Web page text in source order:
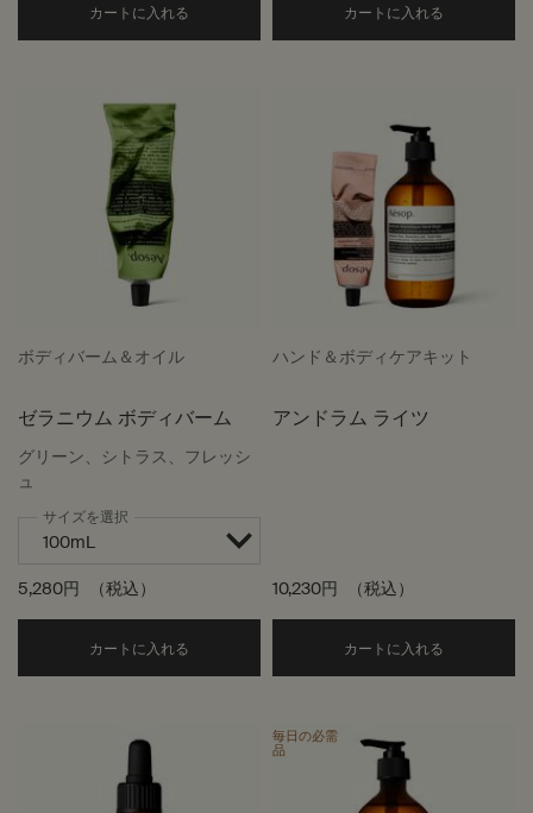
カートに入れる Add the シダー＆シトラス リップ トリート
カートに入れる
ボディバーム＆オイル
ゼラニウム ボディバーム
グリーン、シトラス、フレッシ
ュ
サイズを選択
5,280円 （税込）
カートに入れる Add the ゼラニウム ボディバーム to cart
ハンド＆ボディケアキット
アンドラム ライツ
10,230円 （税込）
カートに入れる
毎日の必需
品